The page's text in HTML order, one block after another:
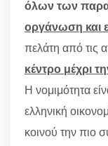
όλων των
οργάνωση και
πελάτη από τις
κέντρο μέχρι
Η νομιμότητα
ελληνική
κοινού την πιο